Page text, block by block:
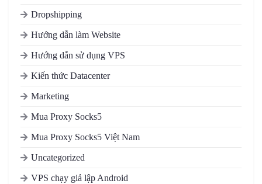
Dropshipping
Hướng dẫn làm Website
Hướng dẫn sử dụng VPS
Kiến thức Datacenter
Marketing
Mua Proxy Socks5
Mua Proxy Socks5 Việt Nam
Uncategorized
VPS chạy giả lập Android